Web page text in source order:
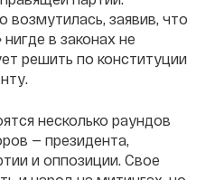
возмутилась, заявив, что
в законах не
решить по конституции
несколько раундов
— президента,
и оппозиции. Свое